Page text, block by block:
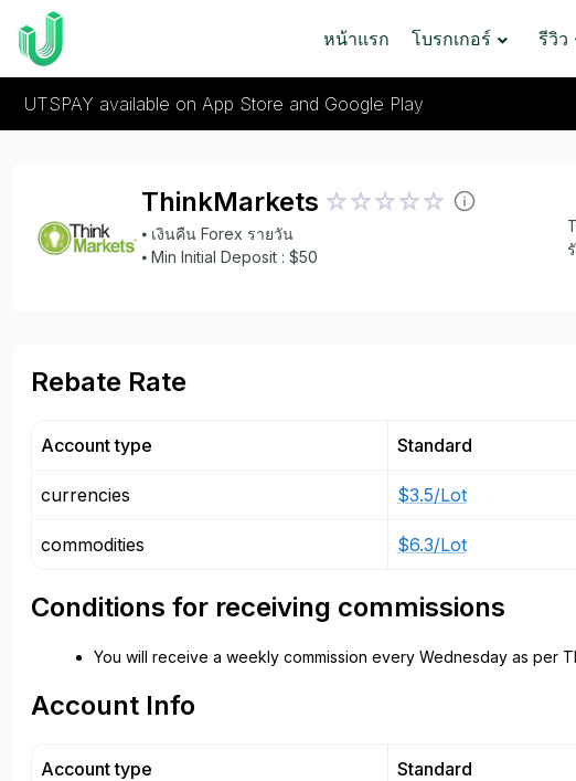
หน้าแรก โบรกเกอร์ รีวิว
UTSPAY available on App Store and Google Play
ThinkMarkets
⦁ เงินคืน Forex รายวัน
⦁ Min Initial Deposit : $50
Rebate Rate
Account type
currencies
commodities
Standard
$3.5/Lot
$6.3/Lot
Conditions for receiving commissions
You will receive a weekly commission every Wednesday as per
Account Info
Account type Standard